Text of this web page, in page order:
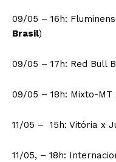
09/05 – 16h:
Brasil)
09/05 – 17h: Red Bull
09/05 – 18h: Mixto-MT
11/05 – 15h: Vitória x
11/05, – 18h: